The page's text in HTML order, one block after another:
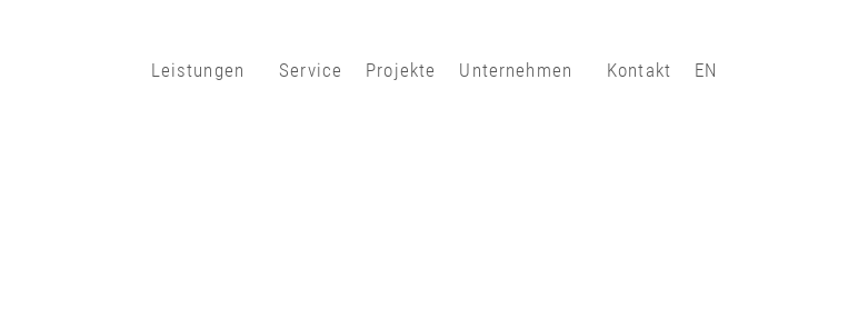
Leistungen Service Projekte Unternehmen Kontakt EN